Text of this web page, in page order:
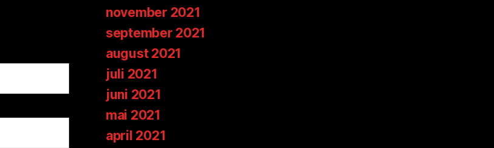
november 2021
september 2021
august 2021
juli 2021
juni 2021
mai 2021
april 2021